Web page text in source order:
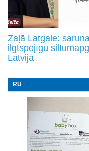
Zaļā Latgale:
ilgtspējīgu
Latvijā
RU